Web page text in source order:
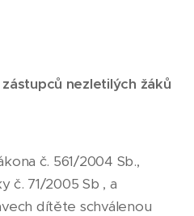
nezletilých žáků
č. 561/2004 Sb.,
č. 71/2005 Sb , a
dítěte schválenou